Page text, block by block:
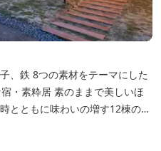
、鉄 8つの素材をテーマにした
ままで美しいほ
とともに味わいの増す12棟のヴ
芸・古美術・アンティークをし
良い美術館のよう。次はあのヴ